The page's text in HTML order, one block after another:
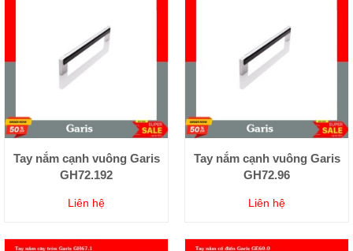
Tay nắm cạnh vuông Garis
GH72.192
Liên hệ
Tay nắm cạnh vuông Garis
GH72.96
Liên hệ